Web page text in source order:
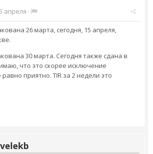
апреля ·
26 марта, сегодня, 15 апреля,
30 марта. Сегодня также сдана в
что это скорее исключение
приятно. TIR за 2 недели это